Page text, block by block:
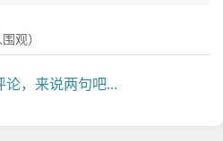
观）
论，来说两句吧...